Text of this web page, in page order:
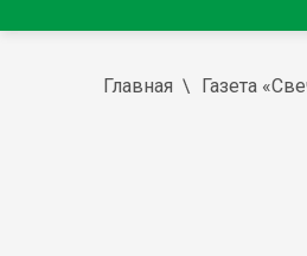
Главная Газета